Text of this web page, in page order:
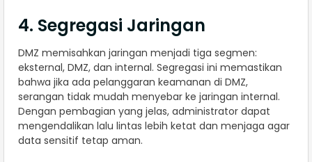
4. Segregasi Jaringan
DMZ memisahkan jaringan menjadi tiga segmen:
eksternal, DMZ, dan internal. Segregasi ini memastikan
bahwa jika ada pelanggaran keamanan di DMZ,
serangan tidak mudah menyebar ke jaringan internal.
Dengan pembagian yang jelas, administrator dapat
mengendalikan lalu lintas lebih ketat dan menjaga agar
data sensitif tetap aman.